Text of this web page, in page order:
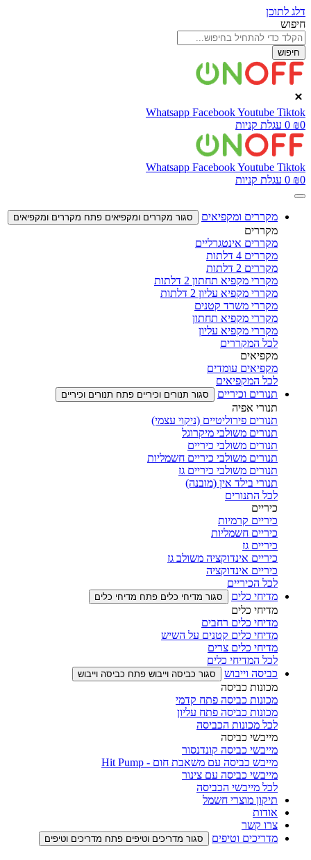
דלג לתוכן
חיפוש
חיפוש
Whatsapp FacebookYoutube Tiktok
₪0
0 עגלת קניות
Whatsapp FacebookYoutube Tiktok
₪0
0 עגלת קניות
מקררים ומקפיאים סגור מקררים ומקפיאים פתח מקררים ומקפיאים
מקררים
מקררים אינטגרליים
מקררים 4 דלתות
מקררים 2 דלתות
מקררי מקפיא תחתון 2 דלתות
מקררי מקפיא עליון 2 דלתות
מקררי משרד קטנים
מקררי מקפיא תחתון
מקררי מקפיא עליון
לכל המקררים
מקפיאים
מקפיאים עומדים
לכל המקפיאים
תנורים וכיריים
סגור תנורים וכיריים פתח תנורים וכיריים
תנורי אפיה
תנורים פירוליטיים (ניקוי עצמי)
תנורים משולבי מיקרוגל
תנורים משולבי כיריים
תנורים משולבי כיריים חשמליות
תנורים משולבי כיריים גז
תנורי בילד אין (מובנה)
לכל התנורים
כיריים
כיריים קרמיות
כיריים חשמליות
כיריים גז
כיריים אינדוקציה משולב גז
כיריים אינדוקציה
לכל הכיריים
מדיחי כלים
סגור מדיחי כלים פתח מדיחי כלים
מדיחי כלים
מדיחי כלים רחבים
מדיחי כלים קטנים על השיש
מדיחי כלים צרים
לכל המדיחי כלים
כביסה וייבוש
סגור כביסה וייבוש פתח כביסה וייבוש
מכונות כביסה
מכונות כביסה פתח קדמי
מכונות כביסה פתח עליון
לכל מכונות הכביסה
מייבשי כביסה
מייבשי כביסה קונדנסור
מייבש כביסה עם משאבת חום - Hit Pump
מייבשי כביסה עם צינור
לכל מייבשי הכביסה
תיקון מוצרי חשמל
אודות
צרו קשר
מדריכים וטיפים
סגור מדריכים וטיפים פתח מדריכים וטיפים